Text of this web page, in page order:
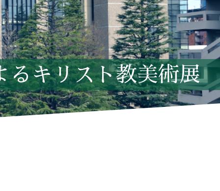
るキリスト教美術展